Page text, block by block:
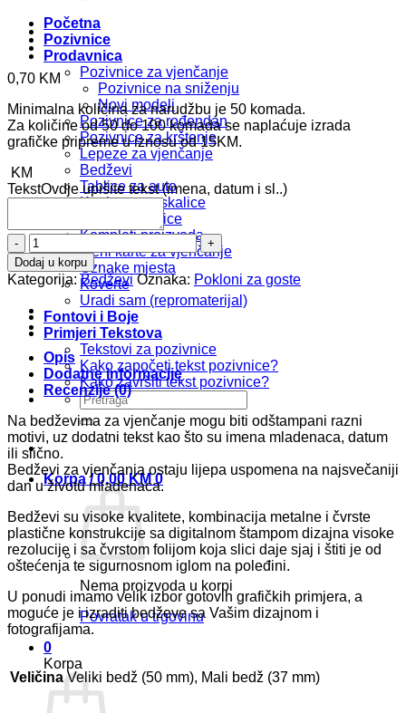
Početna
Pozivnice
Prodavnica
Pozivnice za vjenčanje
Pozivnice na sniženju
Novi modeli
Pozivnice za rođendan
Pozivnice za krštenje
Lepeze za vjenčanje
Bedževi
Tablice za auto
Kartice za prskalice
Foto zahvalnice
Kompleti proizvoda
Meni karte za vjenčanje
Oznake mjesta
Koverte
Uradi sam (repromaterijal)
Fontovi i Boje
Primjeri Tekstova
Tekstovi za pozivnice
Kako započeti tekst pozivnice?
Kako završiti tekst pozivnice?
Pretraži:
Korpa /0,00KM 0
Nema proizvoda u korpi
Povratak u trgovinu
0
Korpa
0,70 KM
Minimalna količina za narudžbu je 50 komada.
Za količine od 50 do 100 komada se naplaćuje izrada
grafičke pripreme u iznosu od 15KM.
KM
TekstOvdje upišite tekst (imena, datum i sl..)
Bedž
b133
količina
Dodaj u korpu
Kategorija:Bedževi Oznaka: Pokloni za goste
Opis
Dodatne informacije
Recenzije (0)
Na bedževima za vjenčanje mogu biti odštampani razni
motivi, uz dodatni tekst kao što su imena mladenaca, datum
ili slično.
Bedževi za vjenčanja ostaju lijepa uspomena na najsvečaniji
dan u životu mladenaca.
Bedževi su visoke kvalitete, kombinacija metalne i čvrste
plastične konstrukcije sa digitalnom štampom dizajna visoke
rezolucije i sa čvrstom folijom koja slici daje sjaj i štiti je od
oštećenja te sigurnosnom iglom na poleđini.
U ponudi imamo velik izbor gotovih grafičkih primjera, a
moguće je i izraditi bedževe sa Vašim dizajnom i
fotografijama.
Veličina Veliki bedž (50 mm), Mali bedž (37 mm)